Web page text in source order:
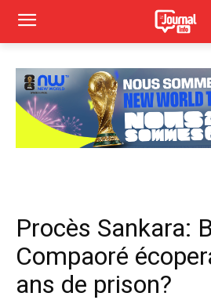
Procès Sankara:
Compaoré
ans de prison?